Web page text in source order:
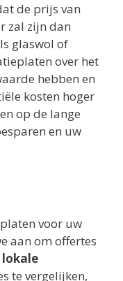
de prijs van
zal zijn dan
glaswol of
over het
hebben en
kosten hoger
op de lange
en uw
voor uw
aan om offertes
lokale
te vergelijken,